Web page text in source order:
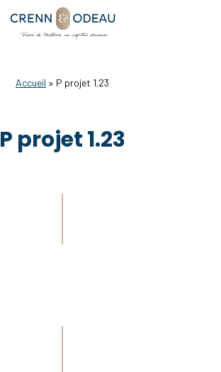
Accueil » P projet 1.23
P projet 1.23